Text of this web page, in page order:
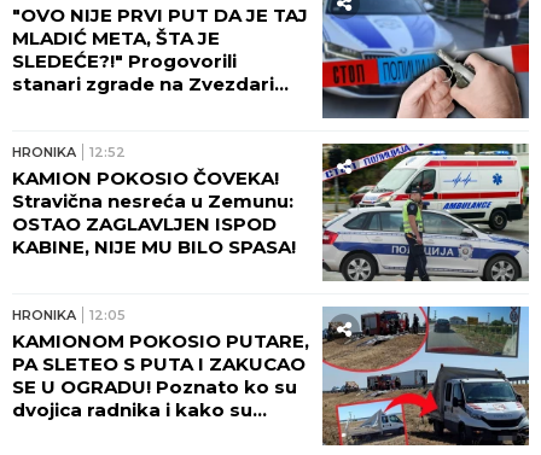
"OVO NIJE PRVI PUT DA JE TAJ
MLADIĆ META, ŠTA JE
SLEDEĆE?!" Progovorili
stanari zgrade na Zvezdari
ZBOG OVOGA!
HRONIKA 12:52
KAMION POKOSIO ČOVEKA!
Stravična nesreća u Zemunu:
OSTAO ZAGLAVLJEN ISPOD
KABINE, NIJE MU BILO SPASA!
HRONIKA 12:05
KAMIONOM POKOSIO PUTARE,
PA SLETEO S PUTA I ZAKUCAO
SE U OGRADU! Poznato ko su
dvojica radnika i kako su